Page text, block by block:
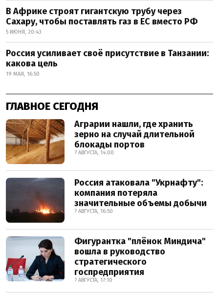
В Африке строят гигантскую трубу через
Сахару, чтобы поставлять газ в ЕС вместо РФ
5 ИЮНЯ, 20:43
Россия усиливает своё присутствие в Танзании:
какова цель
19 МАЯ, 16:50
ГЛАВНОЕ СЕГОДНЯ
Аграрии нашли, где хранить
зерно на случай длительной
блокады портов
7 АВГУСТА, 14:00
Россия атаковала "Укрнафту":
компания потеряла
значительные объемы добычи
7 АВГУСТА, 16:50
Фигурантка "плёнок Миндича"
вошла в руководство
стратегического
госпредприятия
7 АВГУСТА, 17:10